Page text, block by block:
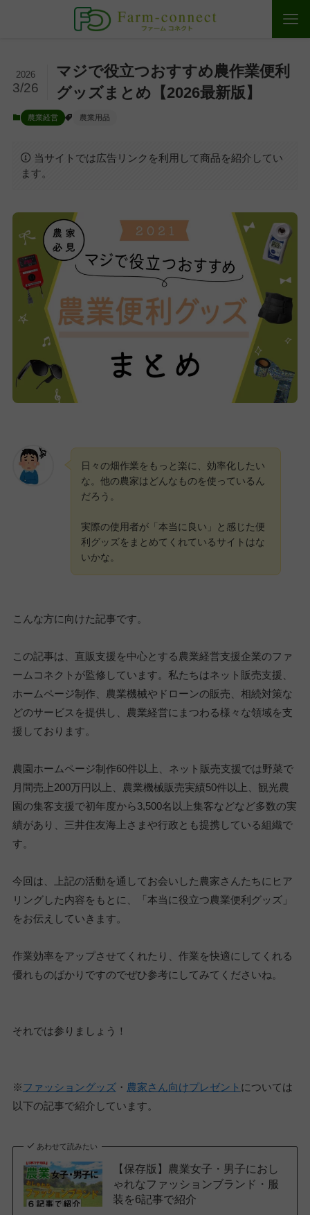
マジで役立つおすすめ農作業便利
グッズまとめ【2026最新版】
2026
3/26
農業経営 農業用品
当サイトでは広告リンクを利用して商品を紹介してい
ます。
日々の畑作業をもっと楽に、効率化したい
な。他の農家はどんなものを使っているん
だろう。
実際の使用者が「本当に良い」と感じた便
利グッズをまとめてくれているサイトはな
いかな。
こんな方に向けた記事です。
この記事は、直販支援を中心とする農業経営支援企業のファ
ームコネクトが監修しています。私たちはネット販売支援、
ホームページ制作、農業機械やドローンの販売、相続対策な
どのサービスを提供し、農業経営にまつわる様々な領域を支
援しております。
農園ホームページ制作60件以上、ネット販売支援では野菜で
月間売上200万円以上、農業機械販売実績50件以上、観光農
園の集客支援で初年度から3,500名以上集客などなど多数の実
績があり、三井住友海上さまや行政とも提携している組織で
す。
今回は、上記の活動を通してお会いした農家さんたちにヒア
リングした内容をもとに、「本当に役立つ農業便利グッズ」
をお伝えしていきます。
作業効率をアップさせてくれたり、作業を快適にしてくれる
優れものばかりですのでぜひ参考にしてみてくださいね。
それでは参りましょう！
※ファッショングッズ・ 農家さん向けプレゼント については
以下の記事で紹介しています。
あわせて読みたい
【保存版】農業女子・男子におし
ゃれなファッションブランド・服
装を6記事で紹介